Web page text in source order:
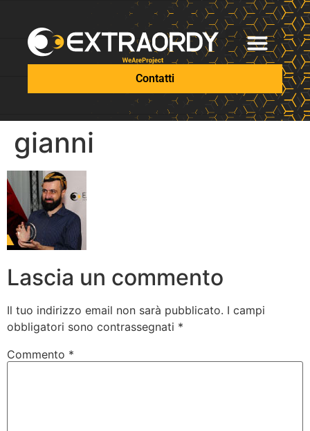
Contatti
gianni
Lascia un commento
Il tuo indirizzo email non sarà pubblicato. I campi
obbligatori sono contrassegnati *
Commento *